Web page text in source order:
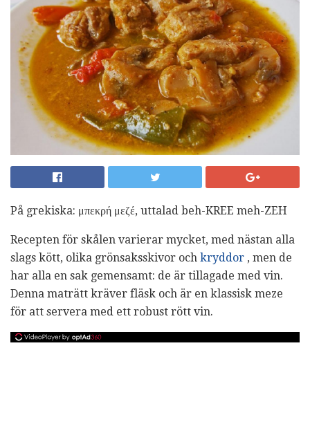
På grekiska: μπεκρή μεζέ, uttalad beh-KREE meh-ZEH
Recepten för skålen varierar mycket, med nästan alla
slags kött, olika grönsaksskivor och kryddor , men de
har alla en sak gemensamt: de är tillagade med vin.
Denna maträtt kräver fläsk och är en klassisk meze
för att servera med ett robust rött vin.